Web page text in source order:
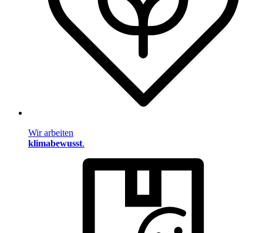
Wir arbeiten
klimabewusst.